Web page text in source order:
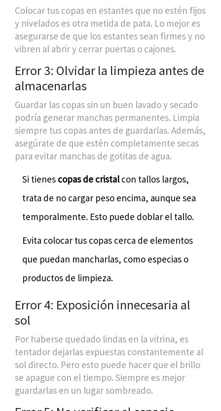
Colocar tus copas en estantes que no estén fijos
y nivelados es otra metida de pata. Lo mejor es
asegurarse de que los estantes sean firmes y no
vibren al abrir y cerrar puertas o cajones.
Error 3: Olvidar la limpieza antes de
almacenarlas
Guardar las copas sin un buen lavado y secado
podría generar manchas permanentes. Limpia
siempre tus copas antes de guardarlas. Además,
asegúrate de que estén completamente secas
para evitar manchas de gotitas de agua.
Si tienes copas de cristalcon tallos largos,
trata de no cargar peso encima, aunque sea
temporalmente. Esto puede doblar el tallo.
Evita colocar tus copas cerca de elementos
que puedan mancharlas, como especias o
productos de limpieza.
Error 4: Exposición innecesaria al
sol
Por haberse quedado lindas en la vitrina, es
tentador dejarlas expuestas constantemente al
sol directo. Pero esto puede hacer que el brillo
se apague con el tiempo. Siempre es mejor
guardarlas en un lugar sombreado.